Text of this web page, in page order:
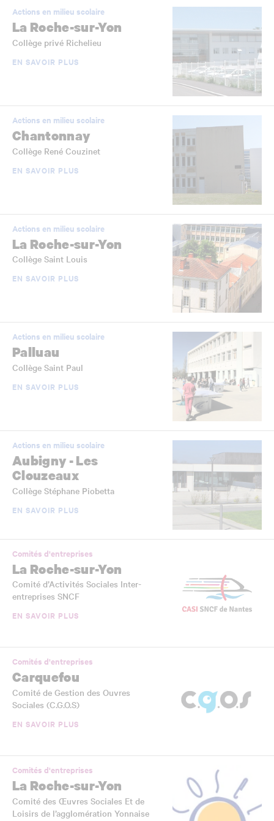
Actions en milieu scolaire
La Roche-sur-Yon
Collège privé Richelieu
EN SAVOIR PLUS
Actions en milieu scolaire
Chantonnay
Collège René Couzinet
EN SAVOIR PLUS
Actions en milieu scolaire
La Roche-sur-Yon
Collège Saint Louis
EN SAVOIR PLUS
Actions en milieu scolaire
Palluau
Collège Saint Paul
EN SAVOIR PLUS
Actions en milieu scolaire
Aubigny - Les
Clouzeaux
Collège Stéphane Piobetta
EN SAVOIR PLUS
Comités d'entreprises
La Roche-sur-Yon
Comité d’Activités Sociales Inter-
entreprises SNCF
EN SAVOIR PLUS
Comités d'entreprises
Carquefou
Comité de Gestion des Ouvres
Sociales (C.G.O.S)
EN SAVOIR PLUS
Comités d'entreprises
La Roche-sur-Yon
Comité des Œuvres Sociales Et de
Loisirs de l’agglomération Yonnaise